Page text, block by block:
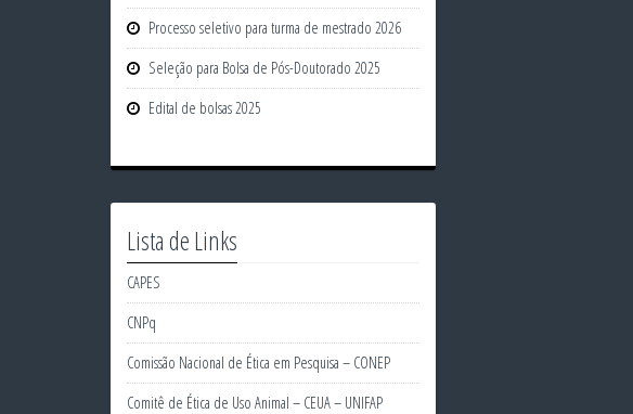
Processo seletivo para turma de mestrado 2026
Seleção para Bolsa de Pós-Doutorado 2025
Edital de bolsas 2025
Lista de Links
CAPES
CNPq
Comissão Nacional de Ética em Pesquisa – CONEP
Comitê de Ética de Uso Animal – CEUA – UNIFAP